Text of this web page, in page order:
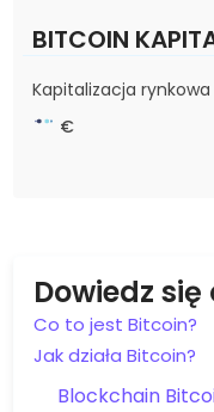
Dowiedz
Co to jest Bitcoin?
Jak działa Bitcoin?
Blockchain
BITCOIN
Kapitalizacja rynkowa
€